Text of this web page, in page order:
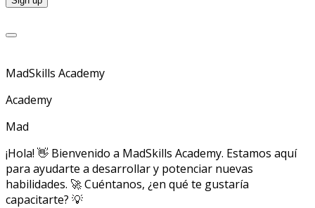
MadSkills Academy
Academy
Mad
¡Hola! 👋 Bienvenido a MadSkills Academy. Estamos aquí
para ayudarte a desarrollar y potenciar nuevas
habilidades. 🚀 Cuéntanos, ¿en qué te gustaría
capacitarte? 💡